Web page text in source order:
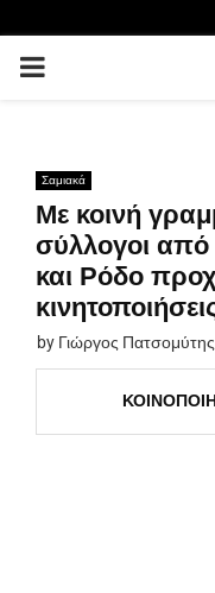
PRIMARY
Σαμιακά
Με κοινή
σύλλογοι
και Ρόδο
by Γιώργος Πατσομύτης